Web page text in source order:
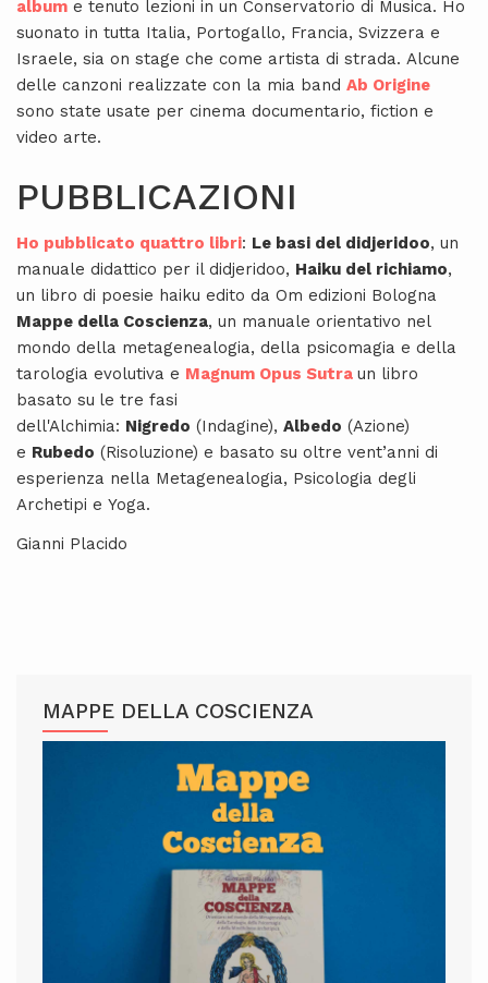
album e tenuto lezioni in un Conservatorio di Musica. Ho
suonato in tutta Italia, Portogallo, Francia, Svizzera e
Israele, sia on stage che come artista di strada. Alcune
delle canzoni realizzate con la mia band Ab Origine
sono state usate per cinema documentario, fiction e
video arte.
PUBBLICAZIONI
Ho pubblicato quattro libri: Le basi del didjeridoo, un
manuale didattico per il didjeridoo, Haiku del richiamo,
un libro di poesie haiku edito da Om edizioni Bologna
Mappe della Coscienza, un manuale orientativo nel
mondo della metagenealogia, della psicomagia e della
tarologia evolutiva e Magnum Opus Sutra un libro
basato su le tre fasi
dell'Alchimia: Nigredo (Indagine), Albedo (Azione)
e Rubedo (Risoluzione) e basato su oltre vent’anni di
esperienza nella Metagenealogia, Psicologia degli
Archetipi e Yoga.
Gianni Placido
MAPPE DELLA COSCIENZA